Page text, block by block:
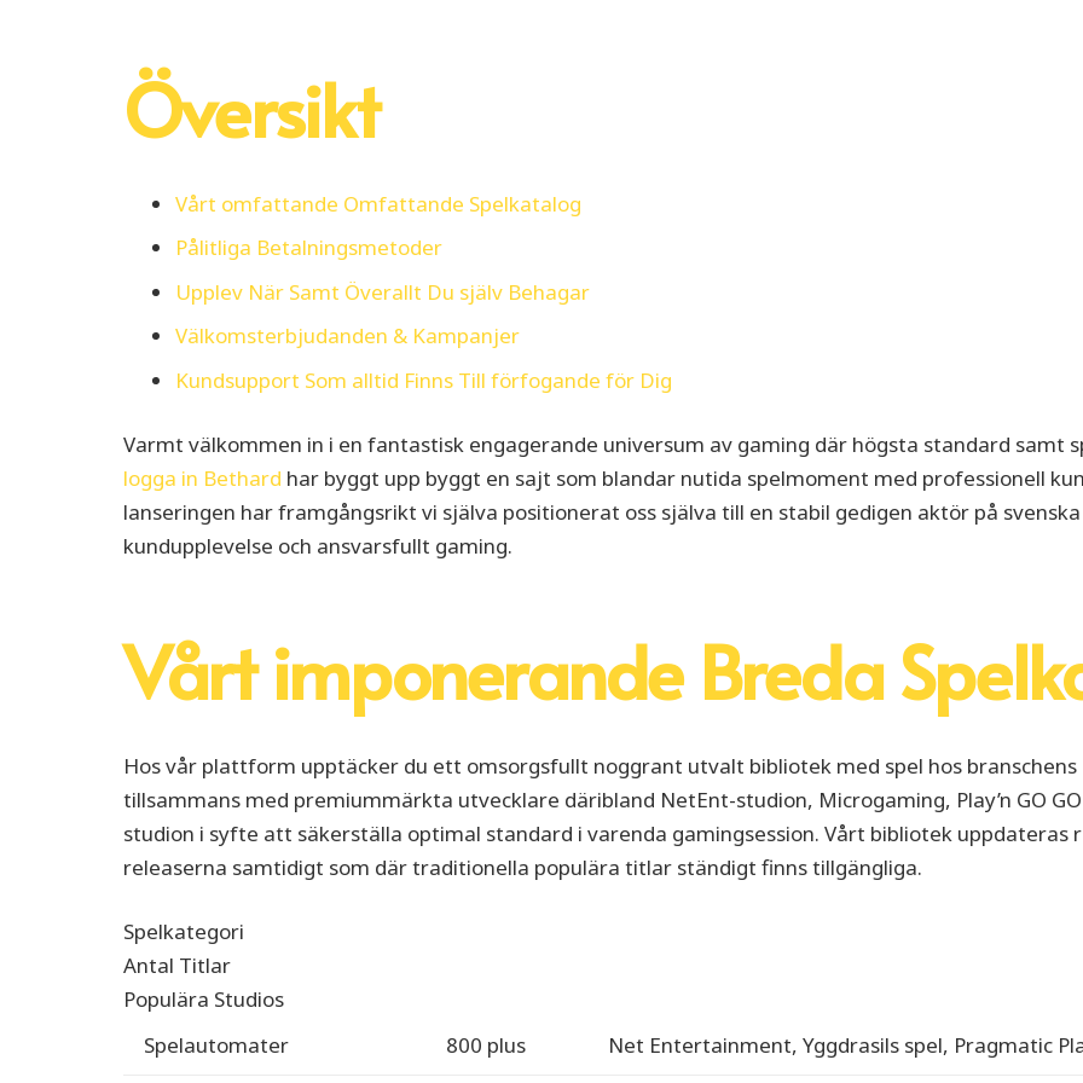
Översikt
Vårt omfattande Omfattande Spelkatalog
Pålitliga Betalningsmetoder
Upplev När Samt Överallt Du själv Behagar
Välkomsterbjudanden & Kampanjer
Kundsupport Som alltid Finns Till förfogande för Dig
Varmt välkommen in i en fantastisk engagerande universum av gaming där högsta standard samt
logga in Bethard har byggt upp byggt en sajt som blandar nutida spelmoment med professionell
lanseringen har framgångsrikt vi själva positionerat oss själva till en stabil gedigen aktör på
kundupplevelse och ansvarsfullt gaming.
Vårt imponerande Breda
Hos vår plattform upptäcker du ett omsorgsfullt noggrant utvalt bibliotek med spel hos
tillsammans med premiummärkta utvecklare däribland NetEnt-studion, Microgaming, Play’n GO
studion i syfte att säkerställa optimal standard i varenda gamingsession. Vårt bibliotek uppdateras
releaserna samtidigt som där traditionella populära titlar ständigt finns tillgängliga.
Spelkategori
Antal Titlar
Populära Studios
Spelautomater
800 plus Net Entertainment, Yggdrasils spel, Pragmatic